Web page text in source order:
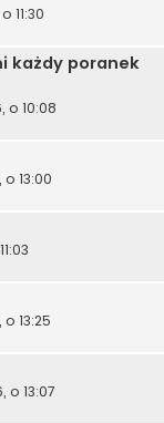
11:30
każdy poranek
o 10:08
o 13:00
13:25
o 13:07